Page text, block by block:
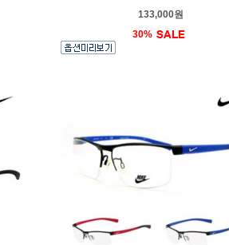
133,000원
30%